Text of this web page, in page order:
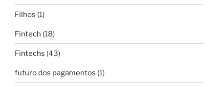
Filhos (1)
Fintech (18)
Fintechs (43)
futuro dos pagamentos (1)